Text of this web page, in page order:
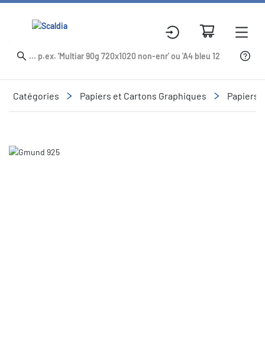
Catégories Papiers et Cartons Graphiques Papiers
Slide 1 of 4